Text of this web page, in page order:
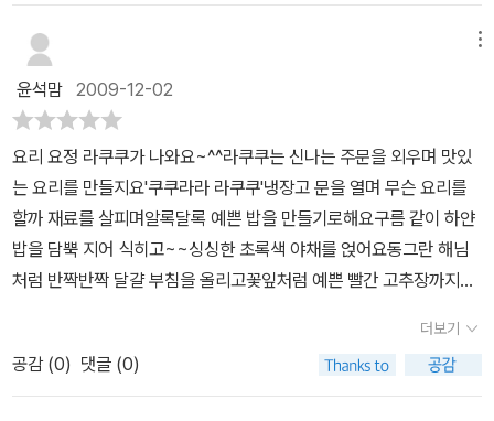
V자를 그려 보여주네요.검은 쌀밥에 당근, 피클, 단무지, 잔멸치, 새
우, 김 까지 들어갔으니 오색이 아니네요?ㅎㅎ알록 달록 맛있는 유부
초밥 만들기로 울 아들 당근 먹기 성공입니다~~~*^^*
있는 요리를 만들 때마다 '쿠쿠라라 라쿠쿠' 하며 주문을 외운답니다
~그래서 이름이 라쿠쿠로 지어진 것 같아요^^하나 하나 할 때마다 주
따라하기가 되더라구요~~ㅎㅎ이 책은요, 요리요정 라쿠쿠가 오색비
빔밥을 만들면서 벌어지는 헤프닝을 담았구요~맛있게 요리가 완성
되는 주문을 아이가 함께 따라하면서저절로 먹고 싶어진다는 강한 욕
구가 생긴답니다^^요거 .. 밥 먹기 전에 보여주면 딱~~ 좋은 책이에
요!~~ㅎㅎ또한 책에 등장하는 야채, 과일, 냉장고 속 친구들을 하나
하나 짚어가며아이들에게 사물인지도 알려줄 수 있고..요리를 하면서
얼마나 즐거운 상상을 할 수 있는지~~아이들에게 무궁무진한 상상
의 세계로 초대한답니다^^특히 라쿠쿠가 김이 모락모락나는 하얀색
밥을 지을 때..마치 파란 하늘에 몽글몽글 흰 구름이 떠있는 듯 비유한
윤석맘 2009-12-02
요리 요정 라쿠쿠가 나와요~^^라쿠쿠는 신나는 주문을 외우며 맛있
는 요리를 만들지요'쿠쿠라라 라쿠쿠'냉장고 문을 열며 무슨 요리를
할까 재료를 살피며알록달록 예쁜 밥을 만들기로해요구름 같이 하얀
밥을 담뿍 지어 식히고~~싱싱한 초록색 야채를 얹어요동그란 해님
처럼 반짝반짝 달걀 부침을 올리고꽃잎처럼 예쁜 빨간 고추장까지~
오색 비빔밥을 완성한답니다친구와함께 비비고 비비고 섞고 섞고 맛
있는 밥, 행복한밥, 건강한밥, 요리 요정 라쿠쿠의 오색 비빔밥친구랑
함께 먹으면 더 맛있어요~^^ 책에 나오는 귀여운 곰그림과 함께~비
더보기
공감 (0) 댓글 (0)